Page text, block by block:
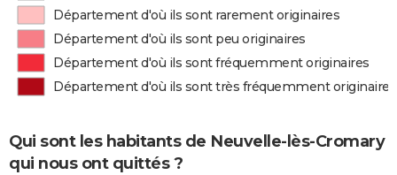
Département d'où ils sont rarement originaires
Département d'où ils sont peu originaires
Département d'où ils sont fréquemment originaires
Département d'où ils sont très fréquemment originaires
Qui sont les habitants de Neuvelle-lès-Cromary
qui nous ont quittés ?